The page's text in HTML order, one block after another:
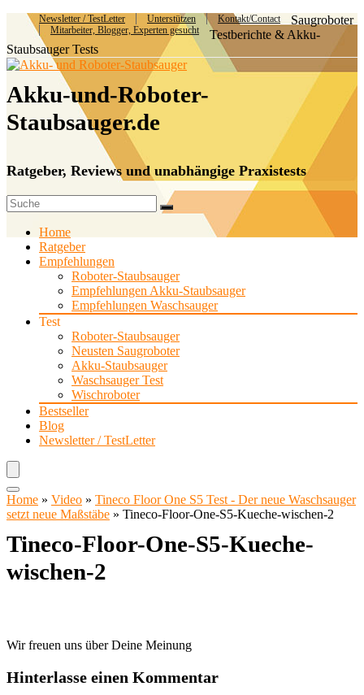
Newsletter / TestLetter Unterstützen
Kontakt/Contact
Mitarbeiter, Blogger, Experten gesucht
Saugroboter
Testberichte & Akku-
Staubsauger Tests
Akku-und-Roboter-
Staubsauger.de
Ratgeber, Reviews und unabhängige Praxistests
Home
Ratgeber
Empfehlungen
Roboter-Staubsauger
Empfehlungen Akku-Staubsauger
Empfehlungen Waschsauger
Test
Roboter-Staubsauger
Neusten Saugroboter
Akku-Staubsauger
Waschsauger Test
Wischroboter
Bestseller
Blog
Newsletter / TestLetter
Home » Video » Tineco Floor One S5 Test - Der neue Waschsauger
setzt neue Maßstäbe » Tineco-Floor-One-S5-Kueche-wischen-2
Tineco-Floor-One-S5-Kueche-
wischen-2
Wir freuen uns über Deine Meinung
Hinterlasse einen Kommentar